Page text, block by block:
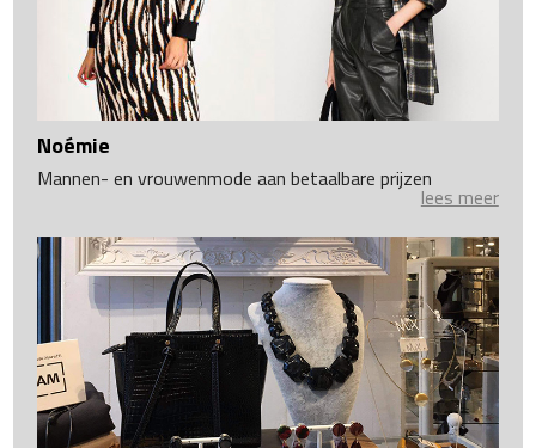
Noémie
Mannen- en vrouwenmode aan betaalbare prijzen
lees meer